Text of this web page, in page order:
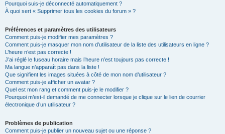
Pourquoi suis-je déconnecté automatiquement ?
À quoi sert « Supprimer tous les cookies du forum » ?
Préférences et paramètres des utilisateurs
Comment puis-je modifier mes paramètres ?
Comment puis-je masquer mon nom d’utilisateur de la liste des utilisateurs en ligne ?
L’heure n’est pas correcte !
J’ai réglé le fuseau horaire mais l’heure n’est toujours pas correcte !
Ma langue n’apparaît pas dans la liste !
Que signifient les images situées à côté de mon nom d’utilisateur ?
Comment puis-je afficher un avatar ?
Quel est mon rang et comment puis-je le modifier ?
Pourquoi m’est-il demandé de me connecter lorsque je clique sur le lien de courrier
électronique d’un utilisateur ?
Problèmes de publication
Comment puis-je publier un nouveau sujet ou une réponse ?